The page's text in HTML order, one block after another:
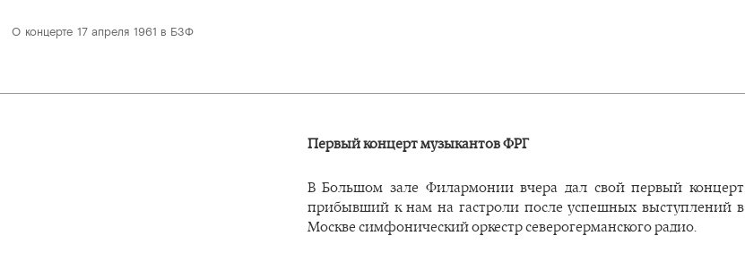
О концерте 17 апреля 1961 в БЗФ
Первый концерт музыкантов ФРГ
В Большом зале Филармонии вчера дал свой первый концерт
прибывший к нам на гастроли после успешных выступлений в
Москве симфонический оркестр северогерманского радио.